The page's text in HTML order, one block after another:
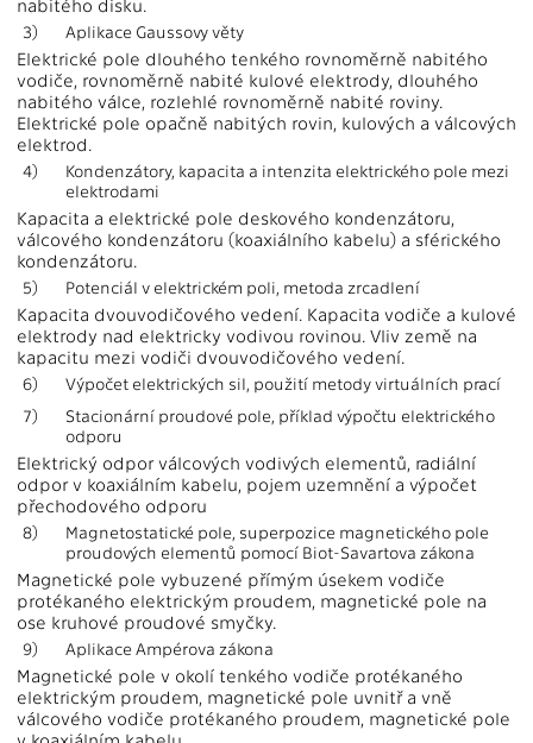
nabitého disku.
3) Aplikace Gaussovy věty
Elektrické pole dlouhého tenkého rovnoměrně nabitého
vodiče, rovnoměrně nabité kulové elektrody, dlouhého
nabitého válce, rozlehlé rovnoměrně nabité roviny.
Elektrické pole opačně nabitých rovin, kulových a válcových
elektrod.
4)
Kondenzátory, kapacita a intenzita elektrického pole mezi
elektrodami
Kapacita a elektrické pole deskového kondenzátoru,
válcového kondenzátoru (koaxiálního kabelu) a sférického
kondenzátoru.
5) Potenciál v elektrickém poli, metoda zrcadlení
Kapacita dvouvodičového vedení. Kapacita vodiče a kulové
elektrody nad elektricky vodivou rovinou. Vliv země na
kapacitu mezi vodiči dvouvodičového vedení.
6)
Výpočet elektrických sil, použití metody virtuálních prací
7)
Stacionární proudové pole, příklad výpočtu elektrického
odporu
Elektrický odpor válcových vodivých elementů, radiální
odpor v koaxiálním kabelu, pojem uzemnění a výpočet
přechodového odporu
8)
Magnetostatické pole, superpozice magnetického pole
proudových elementů pomocí Biot-Savartova zákona
Magnetické pole vybuzené přímým úsekem vodiče
protékaného elektrickým proudem, magnetické pole na
ose kruhové proudové smyčky.
9) Aplikace Ampérova zákona
Magnetické pole v okolí tenkého vodiče protékaného
elektrickým proudem, magnetické pole uvnitř a vně
válcového vodiče protékaného proudem, magnetické pole